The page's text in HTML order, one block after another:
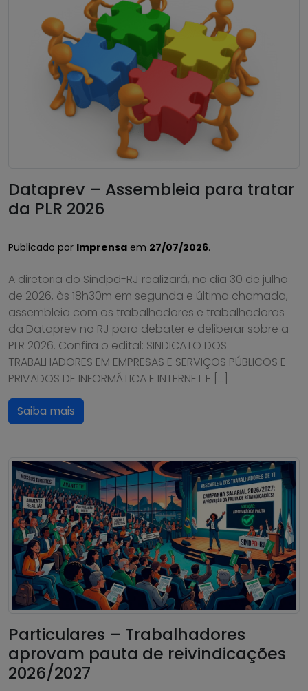
Dataprev – Assembleia para tratar
da PLR 2026
Publicado por Imprensa em 27/07/2026.
A diretoria do Sindpd-RJ realizará, no dia 30 de julho
de 2026, às 18h30m em segunda e última chamada,
assembleia com os trabalhadores e trabalhadoras
da Dataprev no RJ para debater e deliberar sobre a
PLR 2026. Confira o edital: SINDICATO DOS
TRABALHADORES EM EMPRESAS E SERVIÇOS PÚBLICOS E
PRIVADOS DE INFORMÁTICA E INTERNET E […]
Saiba mais
Particulares – Trabalhadores
aprovam pauta de reivindicações
2026/2027